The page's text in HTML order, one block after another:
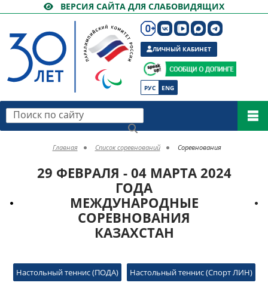
ВЕРСИЯ САЙТА ДЛЯ СЛАБОВИДЯЩИХ
РУС ENG
ЛИЧНЫЙ КАБИНЕТ
Поиск по сайту
Главная Список соревнований Соревнования
29 ФЕВРАЛЯ - 04 МАРТА 2024
ГОДА
МЕЖДУНАРОДНЫЕ
СОРЕВНОВАНИЯ
КАЗАХСТАН
Настольный теннис (ПОДА) Настольный теннис (Спорт ЛИН)